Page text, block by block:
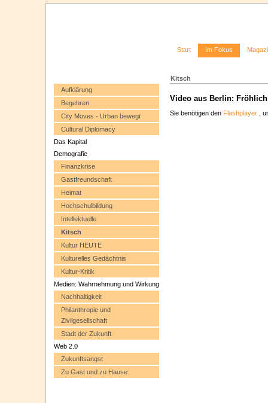
Start Im Fokus
Kitsch
Aufklärung
Begehren
City Moves - Urban bewegt
Cultural Diplomacy
Das Kapital
Demografie
Finanzkrise
Gastfreundschaft
Heimat
Hochschulbildung
Intellektuelle
Kitsch
Kultur HEUTE
Kulturelles Gedächtnis
Kultur-Kritik
Medien: Wahrnehmung und Wirkung
Nachhaltigkeit
Philanthropie und
Zivilgesellschaft
Stadt der Zukunft
Web 2.0
Zukunftsangst
Zu Gast und zu Hause
Video aus Berlin:
Sie benötigen den Flashplayer ,